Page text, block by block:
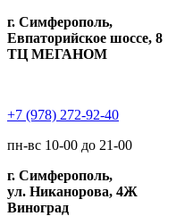
г. Симферополь,
Евпаторийское шоссе, 8
ТЦ МЕГАНОМ
+7 (978) 272-92-40
пн-вс 10-00 до 21-00
г. Симферополь,
ул. Никанорова, 4Ж
Виноград